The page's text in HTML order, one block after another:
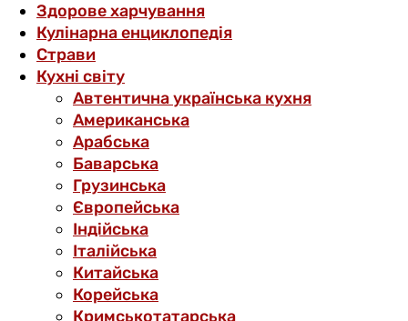
Здорове харчування
Кулінарна енциклопедія
Страви
Кухні світу
Автентична українська кухня
Американська
Арабська
Баварська
Грузинська
Європейська
Індійська
Італійська
Китайська
Корейська
Кримськотатарська